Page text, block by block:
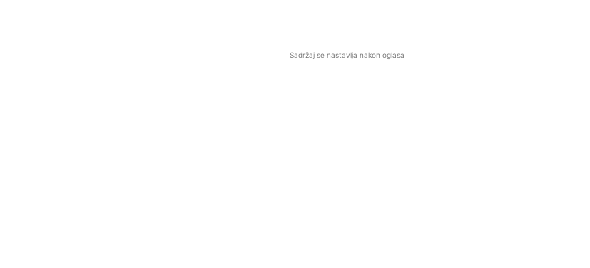
Sadržaj se nastavlja nakon oglasa